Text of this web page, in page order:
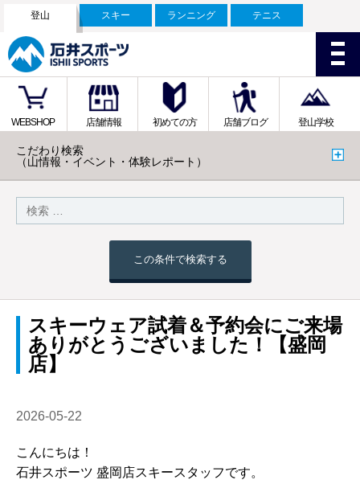
登山 スキー ランニング テニス
WEBSHOP 店舗情報 初めての方 店舗ブログ 登山学校
こだわり検索
（山情報・イベント・体験レポート）
この条件で検索する
スキーウェア試着＆予約会にご来場
ありがとうございました！【盛岡
店】
2026-05-22
こんにちは！
石井スポーツ 盛岡店スキースタッフです。